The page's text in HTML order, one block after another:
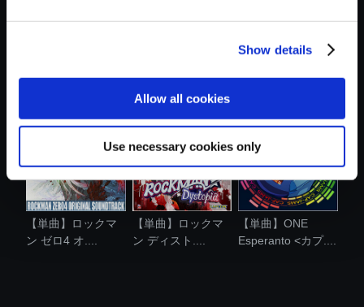
Show details
Allow all cookies
Use necessary cookies only
ン ディスト....
ン ディスト....
ン ゼロ＆ゼ....
【単曲】ロックマ
ン ゼロ4 オ....
【単曲】ロックマ
ン ディスト....
【単曲】ONE
Esperanto <カプ....